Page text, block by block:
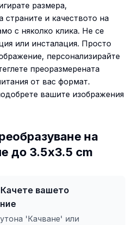
размера,
страните и качеството на
с няколко клика. Не се
или инсталация. Просто
персонализирайте
преоразмерената
от вас формат.
вашите изображения
на
до 3.5x3.5 cm
вашето
'Качване' или